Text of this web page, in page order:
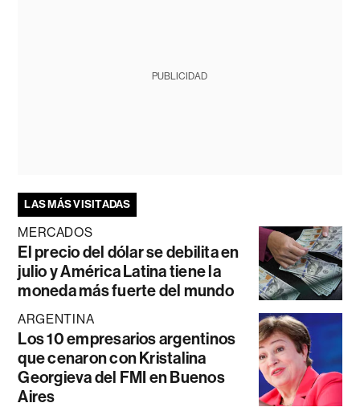
PUBLICIDAD
LAS MÁS VISITADAS
MERCADOS
El precio del dólar se debilita en
julio y América Latina tiene la
moneda más fuerte del mundo
ARGENTINA
Los 10 empresarios argentinos
que cenaron con Kristalina
Georgieva del FMI en Buenos
Aires